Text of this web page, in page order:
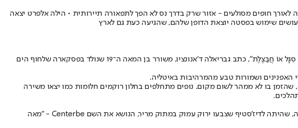
חופים מסולעים - אזור שרק בדרך נס לא הפך לתפאורה תיירותית • הילה אלפרט יצאה
שימוש בפסטה יוצאת הדופן שלהם, שהגיעה כעת גם לארץ
תְּנוּ לִי נִיר קָטוֹן,/ עַל רֶכֶס אוֹ בִשׁפֶלֶת/ וּבוֹ מַעיָן קָטוֹן, רַב־קֶצֶף אוֹ בָהִיר:/ אֶבנֶה לִי שָׁם אַרמוֹן, מִתֶּבֶן אוֹ חָצִיר,/ עִם גַּן פִּרחֵי אָבִיב - סִגָּל אוֹ חֲבַצֶלֶת", כתב גבריאלה ד'אנונציו, משורר בן המאה ה־19 שנולד בפסקארה שלחוף הים
ושמורות טבע מהמרהיבות באיטליה.
שהזמן בו לא ממהר לשום מקום. נופים מתחלפים בחלון רוקמים חלומות כמו יצאו משירה
למרגלות ההרים, אדמה טובה מצמיחה עשבי תבלין בבר. שם, בשנת 1817 החל בנימינו טורו לרקוח מהם משקה שראשיתו תרופה, שהיתה לדיז'סטיף שצבעו ירוק עמוק במתוק מריר, הנושא את השם Centerbe - "מאה